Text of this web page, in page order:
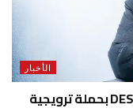
الأخبار
ستورمي يطلق ألبومه الجديد DESPERADO بحملة ترويجية